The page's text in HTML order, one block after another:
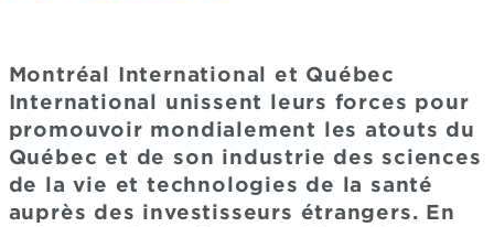
Montréal International et Québec
International unissent leurs forces pour
promouvoir mondialement les atouts du
Québec et de son industrie des sciences
de la vie et technologies de la santé
auprès des investisseurs étrangers. En